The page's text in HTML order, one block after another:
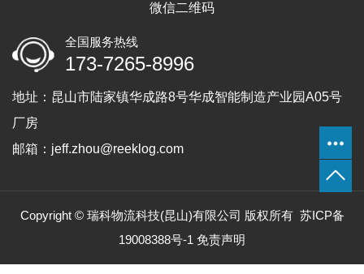
微信二维码
全国服务热线
173-7265-8996
地址：昆山市陆家镇华成路8号华成智能制造产业园A05号
厂房
邮箱：jeff.zhou@reeklog.com
Copyright © 瑞科物流科技(昆山)有限公司 版权所有 苏ICP备
19008388号-1 免责声明